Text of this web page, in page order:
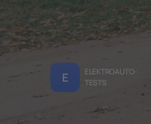
E
ELEKTROAUTO-
TESTS